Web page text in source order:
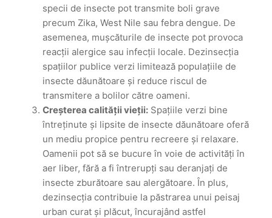
specii de insecte pot transmite boli grave
precum Zika, West Nile sau febra dengue. De
asemenea, mușcăturile de insecte pot provoca
reacții alergice sau infecții locale. Dezinsecția
spațiilor publice verzi limitează populațiile de
insecte dăunătoare și reduce riscul de
transmitere a bolilor către oameni.
Creșterea calității vieții: Spațiile verzi bine
întreținute și lipsite de insecte dăunătoare oferă
un mediu propice pentru recreere și relaxare.
Oamenii pot să se bucure în voie de activități în
aer liber, fără a fi întrerupți sau deranjați de
insecte zburătoare sau alergătoare. În plus,
dezinsecția contribuie la păstrarea unui peisaj
urban curat și plăcut, încurajând astfel